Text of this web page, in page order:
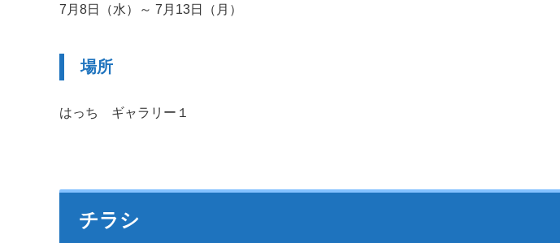
7月8日（水）～ 7月13日（月）
場所
はっち ギャラリー１
チラシ